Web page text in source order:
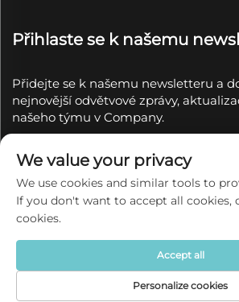
Přihlaste se k našemu
Přidejte se k našemu newsletteru a
nejnovější odvětvové zprávy,
našeho týmu v Company.
Copyright © 2025 společností
Ceramics Co., Ltd.
Zásady ochrany
We value your privacy
We use cookies and similar tools to
If you don't want to accept all cookies,
cookies.
Personalize cookies
Accept all